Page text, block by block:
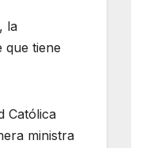
la
que tiene
Católica
ministra